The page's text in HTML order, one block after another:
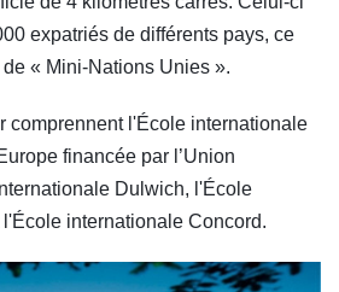
expatriés de différents pays, ce
« Mini-Nations Unies ».
comprennent l'École internationale
financée par l’Union
Dulwich, l'École
internationale Concord.